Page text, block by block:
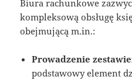
Biura rachunkowe
kompleksową obsługę
obejmującą m.in.:
Prowadzenie
podstawowy element